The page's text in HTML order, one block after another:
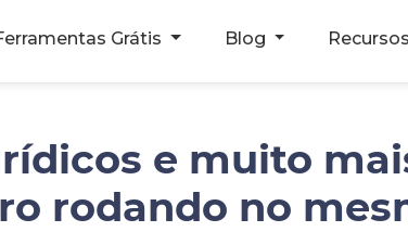
Grátis Blog Recursos
e muito
rodando no